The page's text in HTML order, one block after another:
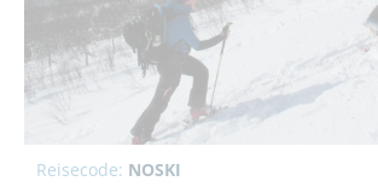
Reisecode: NOSKI